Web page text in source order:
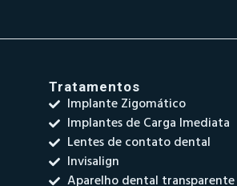
Tratamentos
Implante Zigomático
Implantes de Carga Imediata
Lentes de contato dental
Invisalign
Aparelho dental transparente